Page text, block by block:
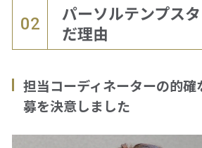
02
パーソルテンプス
だ理由
担当コーディネーターの的
募を決意しました